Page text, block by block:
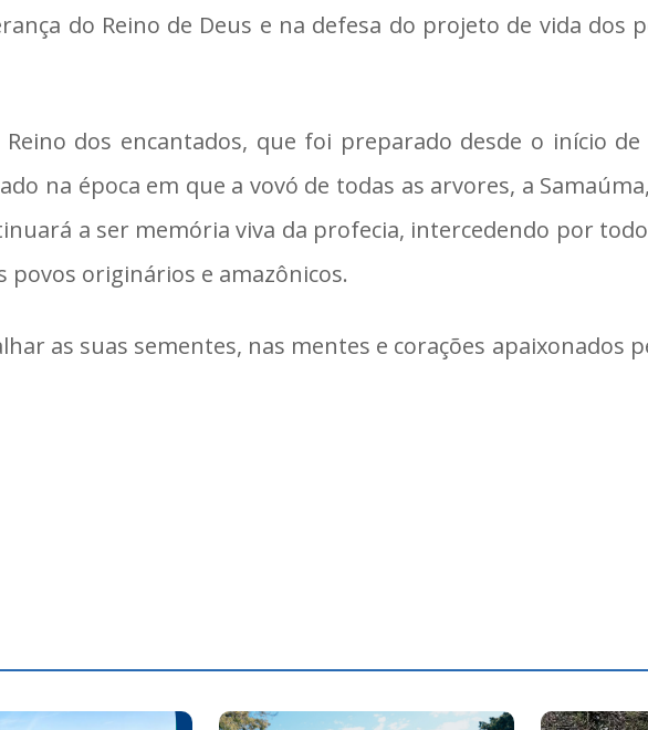
do Reino de Deus e na defesa do projeto de vida dos
dos encantados, que foi preparado desde o início
na época em que a vovó de todas as arvores, a
a ser memória viva da profecia, intercedendo por
povos originários e amazônicos.
as suas sementes, nas mentes e corações apaixonados